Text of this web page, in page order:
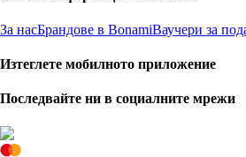
За насБрандове в BonamiВаучери за
Изтеглете мобилното приложение
Последвайте ни в социалните мрежи